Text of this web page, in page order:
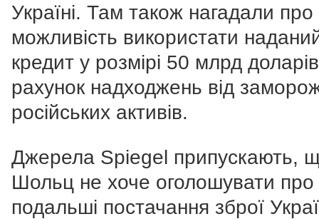
Україні. Там також нагадали про
можливість використати
кредит у розмірі 50 млрд
рахунок надходжень від
російських активів.
Джерела Spiegel припускають,
Шольц не хоче оголошувати про
подальші постачання зброї